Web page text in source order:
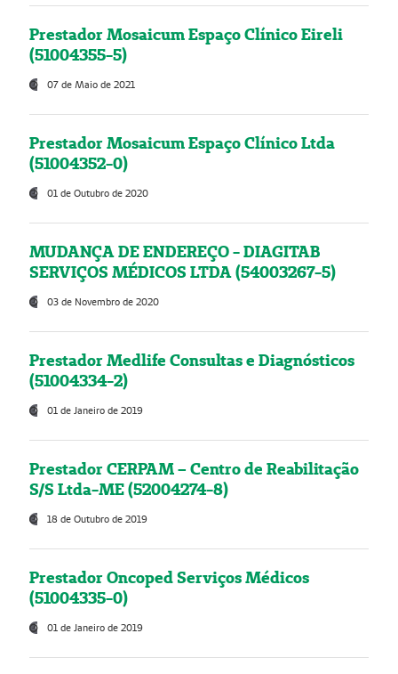
Prestador Mosaicum Espaço Clínico Eireli
(51004355-5)
07 de Maio de 2021
Prestador Mosaicum Espaço Clínico Ltda
(51004352-0)
01 de Outubro de 2020
MUDANÇA DE ENDEREÇO - DIAGITAB
SERVIÇOS MÉDICOS LTDA (54003267-5)
03 de Novembro de 2020
Prestador Medlife Consultas e Diagnósticos
(51004334-2)
01 de Janeiro de 2019
Prestador CERPAM – Centro de Reabilitação
S/S Ltda-ME (52004274-8)
18 de Outubro de 2019
Prestador Oncoped Serviços Médicos
(51004335-0)
01 de Janeiro de 2019